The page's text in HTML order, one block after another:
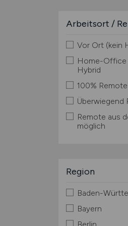
Arbeitsort /
Vor Ort (kein
Home-Office
Hybrid
100% Remote
Überwiegend
Remote aus
möglich
Region
Baden-
Bayern